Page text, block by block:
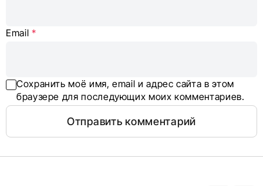
Email *
Сохранить моё имя, email и адрес сайта в этом
браузере для последующих моих комментариев.